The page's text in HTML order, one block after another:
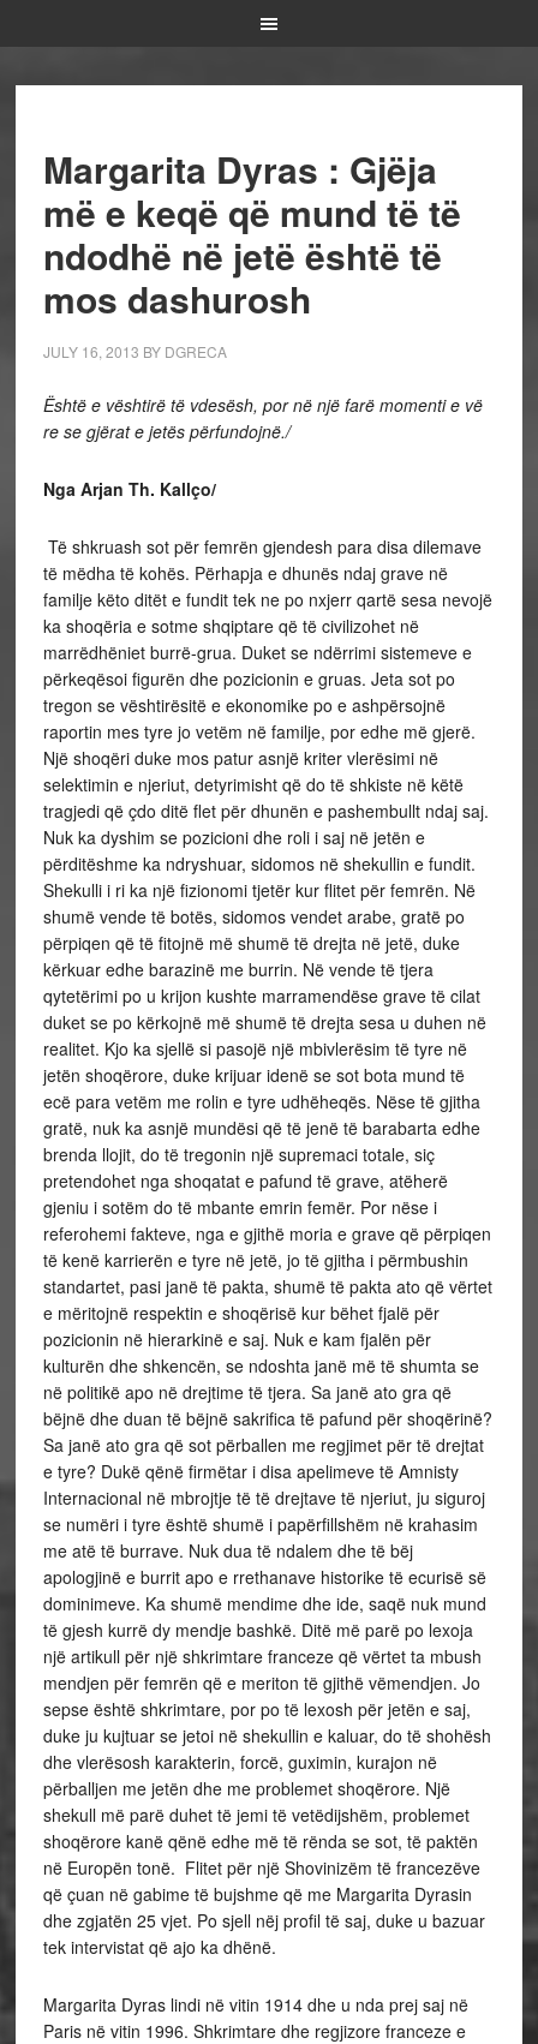
Margarita Dyras : Gjëja
më e keqë që mund të të
ndodhë në jetë është të
mos dashurosh
JULY 16, 2013 BY DGRECA
Është e vështirë të vdesësh, por në një farë momenti e vë
re se gjërat e jetës përfundojnë./
Nga Arjan Th. Kallço/
Të shkruash sot për femrën gjendesh para disa dilemave
të mëdha të kohës. Përhapja e dhunës ndaj grave në
familje këto ditët e fundit tek ne po nxjerr qartë sesa nevojë
ka shoqëria e sotme shqiptare që të civilizohet në
marrëdhëniet burrë-grua. Duket se ndërrimi sistemeve e
përkeqësoi figurën dhe pozicionin e gruas. Jeta sot po
tregon se vështirësitë e ekonomike po e ashpërsojnë
raportin mes tyre jo vetëm në familje, por edhe më gjerë.
Një shoqëri duke mos patur asnjë kriter vlerësimi në
selektimin e njeriut, detyrimisht që do të shkiste në këtë
tragjedi që çdo ditë flet për dhunën e pashembullt ndaj saj.
Nuk ka dyshim se pozicioni dhe roli i saj në jetën e
përditëshme ka ndryshuar, sidomos në shekullin e fundit.
Shekulli i ri ka një fizionomi tjetër kur flitet për femrën. Në
shumë vende të botës, sidomos vendet arabe, gratë po
përpiqen që të fitojnë më shumë të drejta në jetë, duke
kërkuar edhe barazinë me burrin. Në vende të tjera
qytetërimi po u krijon kushte marramendëse grave të cilat
duket se po kërkojnë më shumë të drejta sesa u duhen në
realitet. Kjo ka sjellë si pasojë një mbivlerësim të tyre në
jetën shoqërore, duke krijuar idenë se sot bota mund të
ecë para vetëm me rolin e tyre udhëheqës. Nëse të gjitha
gratë, nuk ka asnjë mundësi që të jenë të barabarta edhe
brenda llojit, do të tregonin një supremaci totale, siç
pretendohet nga shoqatat e pafund të grave, atëherë
gjeniu i sotëm do të mbante emrin femër. Por nëse i
referohemi fakteve, nga e gjithë moria e grave që përpiqen
të kenë karrierën e tyre në jetë, jo të gjitha i përmbushin
standartet, pasi janë të pakta, shumë të pakta ato që vërtet
e mëritojnë respektin e shoqërisë kur bëhet fjalë për
pozicionin në hierarkinë e saj. Nuk e kam fjalën për
kulturën dhe shkencën, se ndoshta janë më të shumta se
në politikë apo në drejtime të tjera. Sa janë ato gra që
bëjnë dhe duan të bëjnë sakrifica të pafund për shoqërinë?
Sa janë ato gra që sot përballen me regjimet për të drejtat
e tyre? Dukë qënë firmëtar i disa apelimeve të Amnisty
Internacional në mbrojtje të të drejtave të njeriut, ju siguroj
se numëri i tyre është shumë i papërfillshëm në krahasim
me atë të burrave. Nuk dua të ndalem dhe të bëj
apologjinë e burrit apo e rrethanave historike të ecurisë së
dominimeve. Ka shumë mendime dhe ide, saqë nuk mund
të gjesh kurrë dy mendje bashkë. Ditë më parë po lexoja
një artikull për një shkrimtare franceze që vërtet ta mbush
mendjen për femrën që e meriton të gjithë vëmendjen. Jo
sepse është shkrimtare, por po të lexosh për jetën e saj,
duke ju kujtuar se jetoi në shekullin e kaluar, do të shohësh
dhe vlerësosh karakterin, forcë, guximin, kurajon në
përballjen me jetën dhe me problemet shoqërore. Një
shekull më parë duhet të jemi të vetëdijshëm, problemet
shoqërore kanë qënë edhe më të rënda se sot, të paktën
në Europën tonë. Flitet për një Shovinizëm të francezëve
që çuan në gabime të bujshme që me Margarita Dyrasin
dhe zgjatën 25 vjet. Po sjell nëj profil të saj, duke u bazuar
tek intervistat që ajo ka dhënë.
Margarita Dyras lindi në vitin 1914 dhe u nda prej saj në
Paris në vitin 1996. Shkrimtare dhe regjizore franceze e